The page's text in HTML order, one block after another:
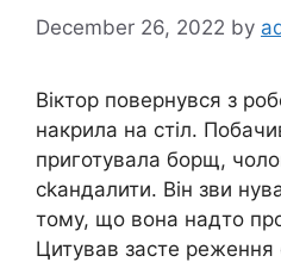
December 26, 2022 by
Віктор повернувся з
накрила на стіл.
приготувала борщ,
сkандалити. Він зви
тому, що вона надто про
Цитував засте реження